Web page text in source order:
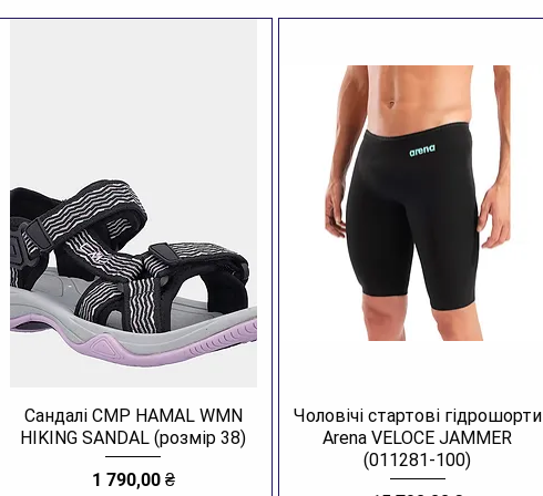
Сандалі CMP HAMAL WMN
HIKING SANDAL (розмір 38)
Ціна
1 790,00 ₴
Чоловічі стартові гідрошорти
Arena VELOCE JAMMER
(011281-100)